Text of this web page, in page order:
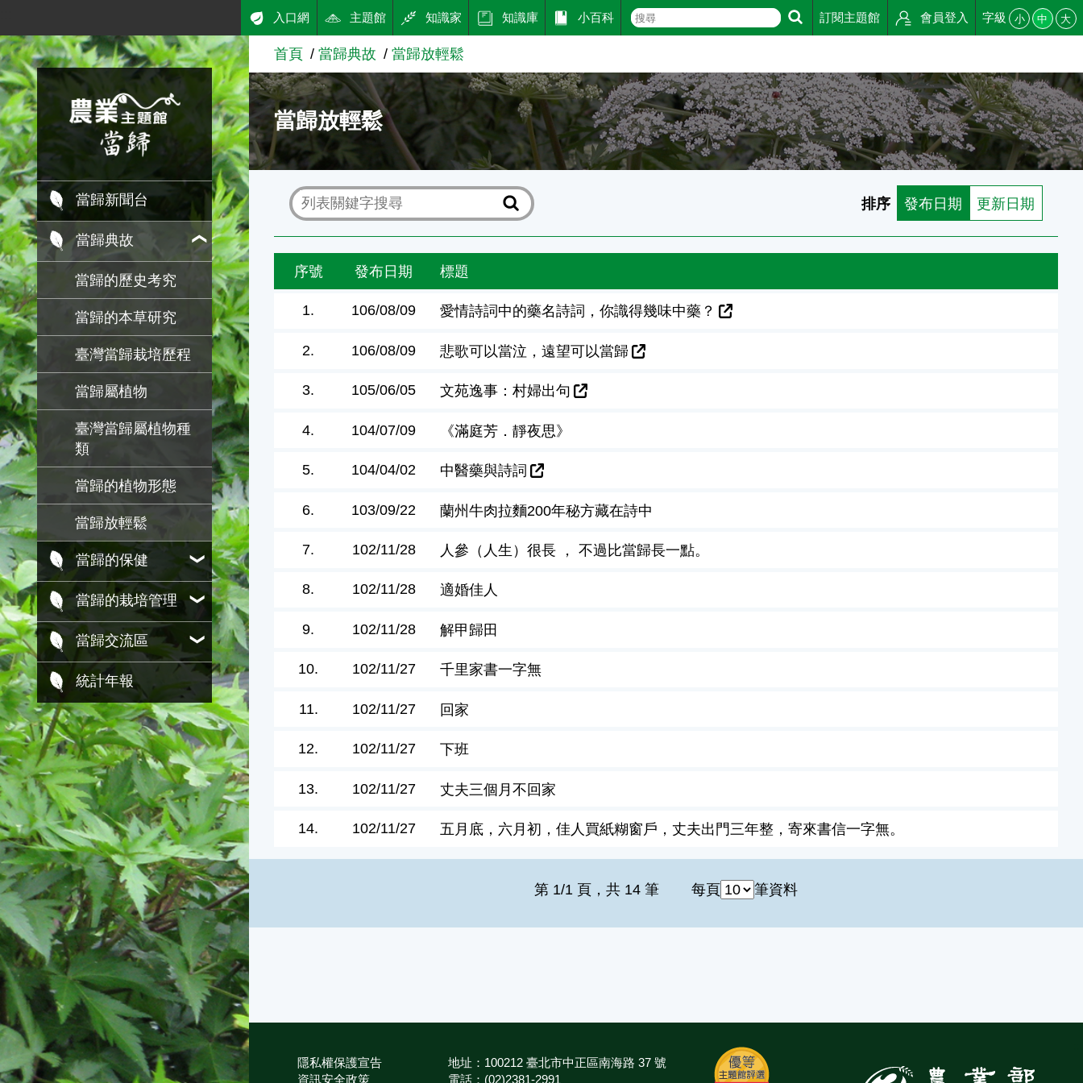
跳到主要內容
農業知識入口網
當歸新聞台
當歸典故
當歸的歷史考究
當歸的本草研究
臺灣當歸栽培歷程
當歸屬植物
臺灣當歸屬植物種
類
當歸的植物形態
當歸放輕鬆
當歸的保健
當歸的栽培管理
當歸交流區
統計年報
入口網 主題館 知識家 知識庫 小百科 訂閱主題館 會員登入 字級 小 中 大
首頁 當歸典故 當歸放輕鬆
當歸放輕鬆
排序 發布日期 更新日期
序號 發布日期 標題
1. 106/08/09 愛情詩詞中的藥名詩詞，你識得幾味中藥？
2. 106/08/09 悲歌可以當泣，遠望可以當歸
3. 105/06/05 文苑逸事：村婦出句
4. 104/07/09 《滿庭芳．靜夜思》
5. 104/04/02 中醫藥與詩詞
6. 103/09/22 蘭州牛肉拉麵200年秘方藏在詩中
7. 102/11/28 人參（人生）很長 ， 不過比當歸長一點。
8. 102/11/28 適婚佳人
9. 102/11/28 解甲歸田
10. 102/11/27 千里家書一字無
11. 102/11/27 回家
12. 102/11/27 下班
13. 102/11/27 丈夫三個月不回家
14. 102/11/27 五月底，六月初，佳人買紙糊窗戶，丈夫出門三年整，寄來書信一字無。
第 1/1 頁，共 14 筆 每頁 筆資料
隱私權保護宣告
資訊安全政策
地址：100212 臺北市中正區南海路 37 號
電話：(02)2381-2991